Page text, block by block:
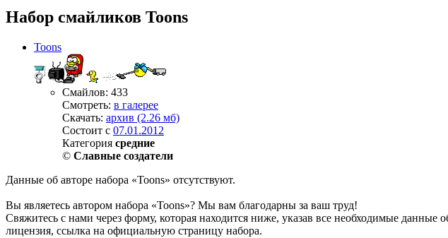
Набор смайликов Toons
Toons
Смайлов: 433
Смотреть: в галерее
Скачать: архив (2.26 мб)
Состоит с 07.01.2012
Категория средние
© Славные создатели
Данные об авторе набора «Toons» отсутствуют.
Вы являетесь автором набора «Toons»? Мы вам благодарны за ваш труд!
Свяжитесь с нами через форму, которая находится ниже, указав все необходимые
лицензия, ссылка на официальную страницу набора.